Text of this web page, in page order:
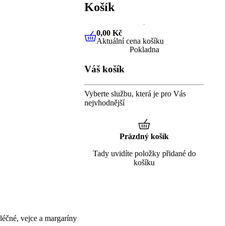
vejce a margaríny
Košík
0,00 KčAktuální cena košíku
0,00 Kč
Aktuální cena košíku
Pokladna
Váš košík
Vyberte službu, která je pro Vás
nejvhodnější
Prázdný košík
Tady uvidíte položky přidané do
košíku